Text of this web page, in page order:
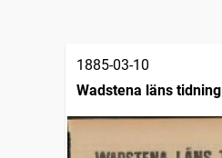
1885-03-10
Wadstena läns tidning